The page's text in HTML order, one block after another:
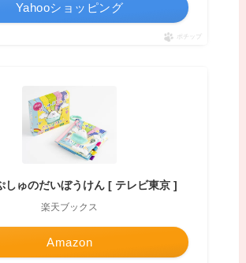
Yahooショッピング
ポチップ
しゅのだいぼうけん [ テレビ東京 ]
楽天ブックス
Amazon